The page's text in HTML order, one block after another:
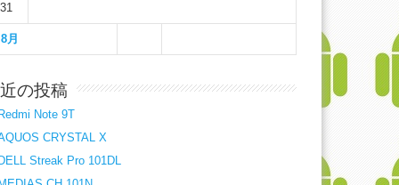
月
31
の投稿
Note 9T
CRYSTAL X
Streak Pro 101DL